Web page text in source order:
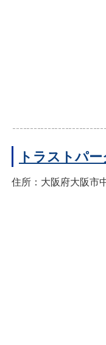
トラストパ
住所：大阪府大阪市